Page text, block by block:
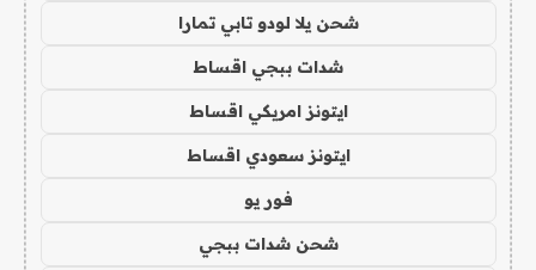
شحن يلا لودو تابي تمارا
شدات ببجي اقساط
ايتونز امريكي اقساط
ايتونز سعودي اقساط
فور يو
شحن شدات ببجي